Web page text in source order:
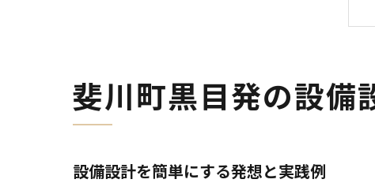
斐川町黒目発の設備
設備設計を簡単にする発想と実践例